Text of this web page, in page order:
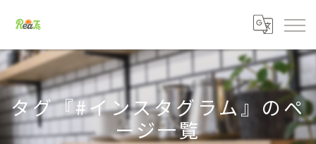
タグ『#インスタグラム』のペ
ージ一覧